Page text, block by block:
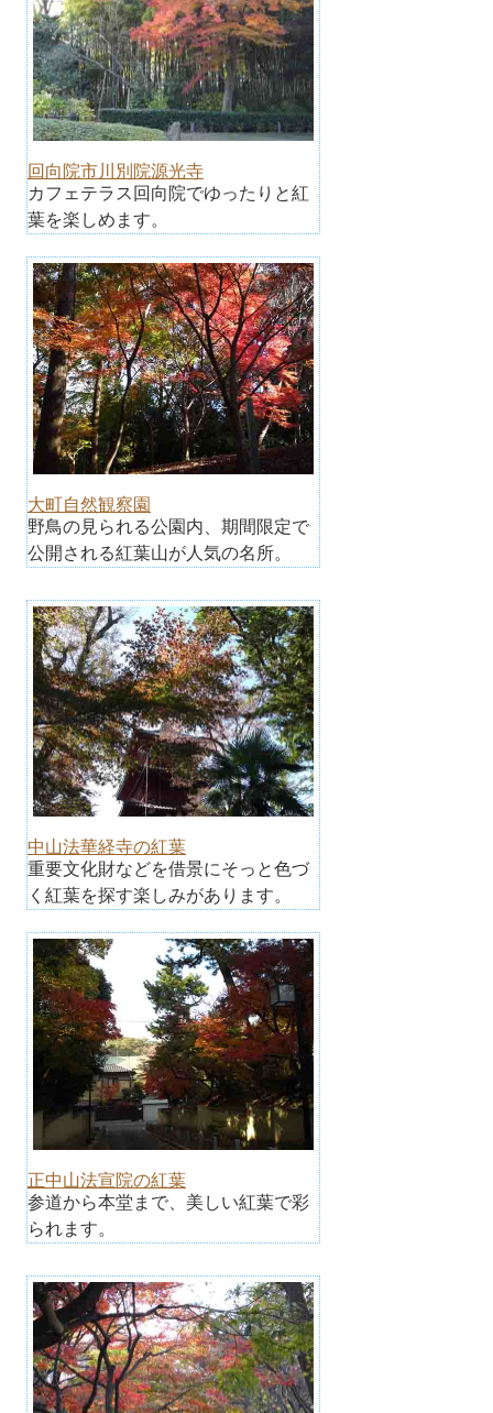
回向院市川別院源光寺
カフェテラス回向院でゆったりと紅
葉を楽しめます。
大町自然観察園
野鳥の見られる公園内、期間限定で
公開される紅葉山が人気の名所。
中山法華経寺の紅葉
重要文化財などを借景にそっと色づ
く紅葉を探す楽しみがあります。
正中山法宣院の紅葉
参道から本堂まで、美しい紅葉で彩
られます。